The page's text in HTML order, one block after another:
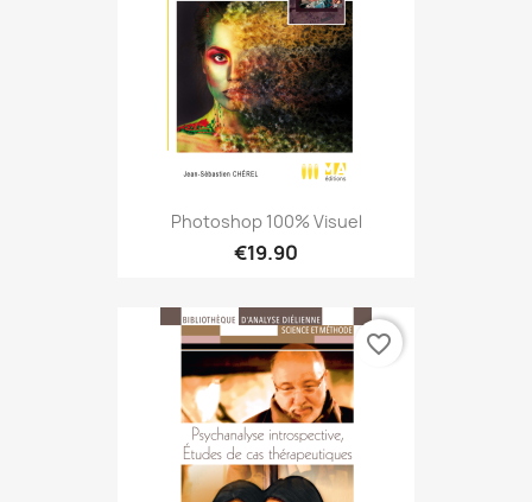
Photoshop 100% Visuel
€19.90
favorite_border